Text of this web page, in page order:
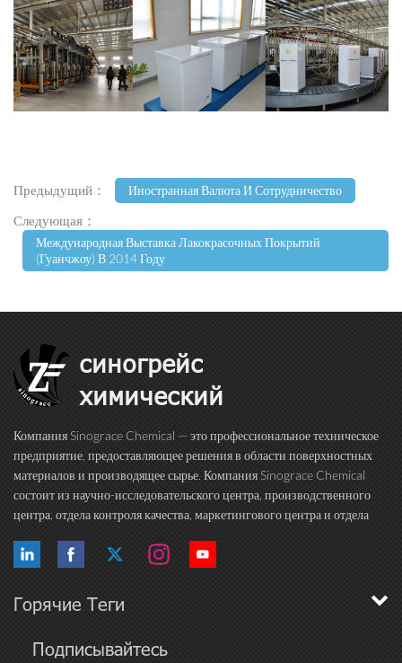
Предыдущий： Иностранная Валюта И Сотрудничество
Следующая：
Международная Выставка Лакокрасочных Покрытий
(гуанчжоу) В 2014 Году
синогрейс
химический
Компания Sinograce Chemical — это профессиональное техническое
предприятие, предоставляющее решения в области поверхностных
материалов и производящее сырье. Компания Sinograce Chemical
состоит из научно-исследовательского центра, производственного
центра, отдела контроля качества, маркетингового центра и отдела
исследованиям в области высокока...
Горячие Теги
Подписывайтесь